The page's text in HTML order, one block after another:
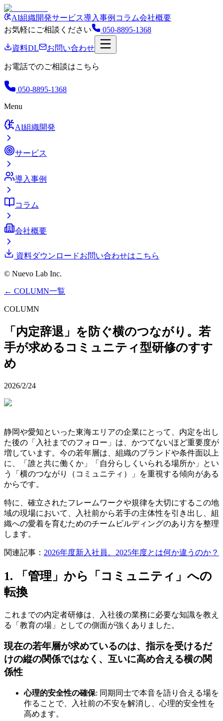
AI組織開発サービス導入事例 コラム会社概要
お気軽にご相談ください
050-8895-1368
資料DL お問い合わせ
お電話でのご相談はこちら
050-8895-1368
Menu
AI組織開発
サービス
導入事例
コラム
会社概要
資料ダウンロードお問い合わせはこちら
© Nuevo Lab Inc.
← COLUMN一覧
COLUMN
「内定辞退」を防ぐ横のつながり。若
手が求めるコミュニティ型研修のすす
め
2026/2/24
静岡や愛知といった東海エリアの企業にとって、内定を出し
た後の「入社までのフォロー」は、かつてないほど重要度が
増しています。今の若年層は、組織のブランドや条件面以上
に、「誰と共に働くか」「自分らしくいられる場所か」とい
う「横のつながり（コミュニティ）」を重視する傾向がある
からです。
特に、確立されたフレームワークや規律を大切にするこの地
域の現場において、入社前から若手の主体性を引き出し、組
織への愛着を育むためのチームビルディングのあり方を整理
します。
関連記事： 2026年度新入社員。2025年度とは何か違うのか？
1. 「管理」から「コミュニティ」への
転換
これまでの内定者研修は、入社後の業務に必要な知識を教え
る「教育の場」としての側面が強くありました。
現在の若年層が求めているのは、指示を受けるだ
けの縦の関係ではなく、互いに高め合える横の関
係性
心理的安全性の確保: 同期同士で本音を語り合える場を
作ることで、入社前の不安を解消し、心理的安全性を
高めます。